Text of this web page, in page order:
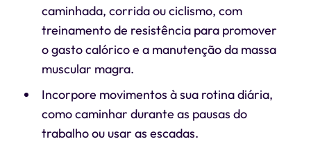
caminhada, corrida ou ciclismo, com
treinamento de resistência para promover
o gasto calórico e a manutenção da massa
muscular magra.
Incorpore movimentos à sua rotina diária,
como caminhar durante as pausas do
trabalho ou usar as escadas.